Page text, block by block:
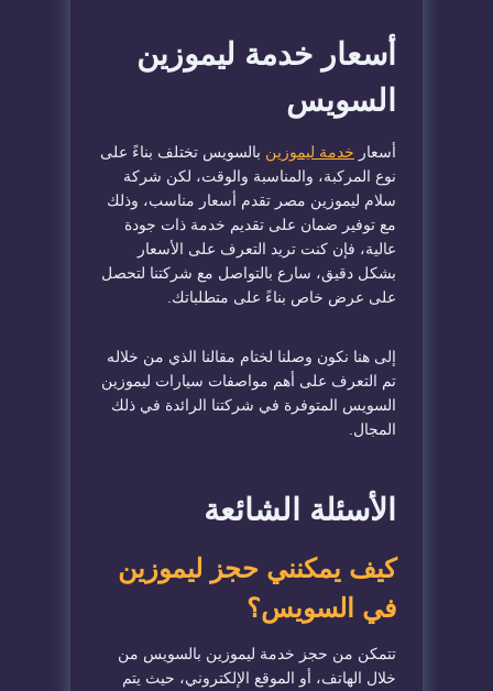
أسعار خدمة ليموزين
السويس
أسعار خدمة ليموزين بالسويس تختلف بناءً على
نوع المركبة، والمناسبة والوقت، لكن شركة
سلام ليموزين مصر تقدم أسعار مناسب، وذلك
مع توفير ضمان على تقديم خدمة ذات جودة
عالية، فإن كنت تريد التعرف على الأسعار
بشكل دقيق، سارع بالتواصل مع شركتنا لتحصل
على عرض خاص بناءً على متطلباتك.
إلى هنا نكون وصلنا لختام مقالنا الذي من خلاله
تم التعرف على أهم مواصفات سيارات ليموزين
السويس المتوفرة في شركتنا الرائدة في ذلك
المجال.
الأسئلة الشائعة
كيف يمكنني حجز ليموزين
في السويس؟
تتمكن من حجز خدمة ليموزين بالسويس من
خلال الهاتف، أو الموقع الإلكتروني، حيث يتم